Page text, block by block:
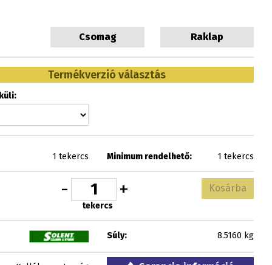
Csomag Raklap
Termékverzió választás
1 tekercs Minimum rendelhető: 1 tekercs
- +
tekercs
Kosárba
Súly: 8.5160 kg